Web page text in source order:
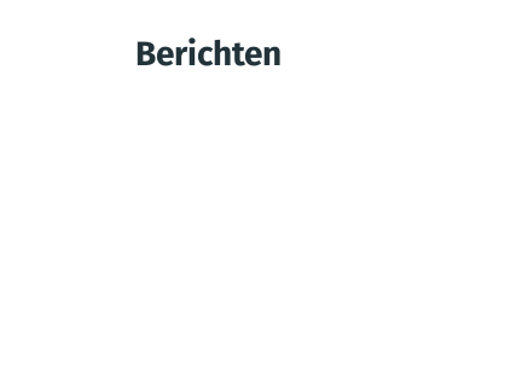
Berichten